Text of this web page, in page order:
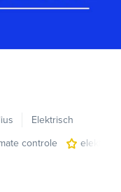
Elektrisch
controle